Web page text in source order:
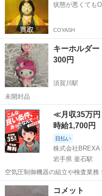
状態が悪くても
COYASH
キーホルダー
300円
須賀川駅
未開封品
福島 須賀川市 須賀川駅
≪月収35万円
時給1,700円
日払い
株式会社BREXA
岩手県 釜石駅
空気圧制御機器の組立や検査業
務！嬉しい寮費無料！ワンルー
内に無料駐車場あり★！《岩手県釜石市》 人気の工場
岩手 釜石市 釜石駅
コメット